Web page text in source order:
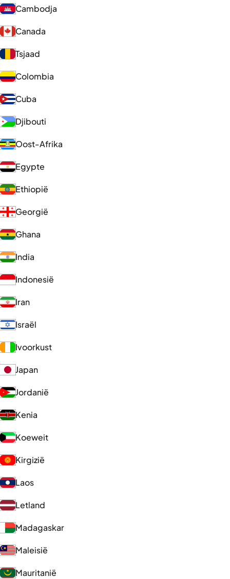
Cambodja
Canada
Tsjaad
Colombia
Cuba
Djibouti
Oost-Afrika
Egypte
Ethiopië
Georgië
Ghana
India
Indonesië
Iran
Israël
Ivoorkust
Japan
Jordanië
Kenia
Koeweit
Kirgizië
Laos
Letland
Madagaskar
Maleisië
Mauritanië